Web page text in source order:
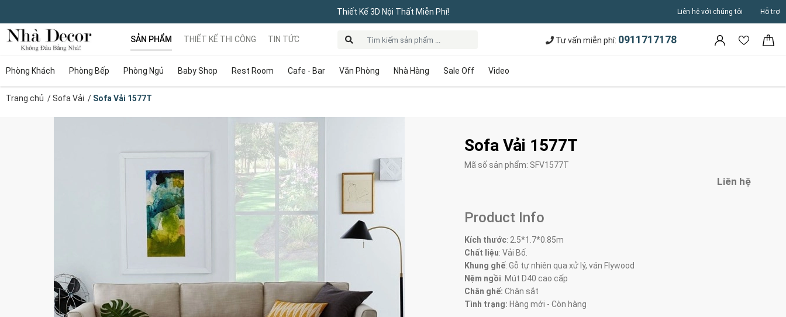
Thiết Kế 3D Nội Thất Miễn Phí! Liên hệ với chúng tôi Hỗ trợ
SẢN PHẨM
Phòng Khách Phòng Bếp Phòng Ngủ Baby Shop Rest Room Cafe - Bar Văn Phòng Nhà Hàng Sale Off Video
THIẾT KẾ THI CÔNG TIN TỨC Tư vấn miễn phí: 0911717178
Trang chủ /Sofa Vải / Sofa Vải 1577T
Sofa Vải 1577T
Mã số sản phẩm: SFV1577T
Liên hệ
Product Info
Kích thước: 2.5*1.7*0.85m
Chất liệu: Vải Bố.
Khung ghế: Gỗ tự nhiên qua xử lý, ván Flywood
Nệm ngồi: Mút D40 cao cấp
Chân ghế: Chân sắt
Tình trạng: Hàng mới - Còn hàng